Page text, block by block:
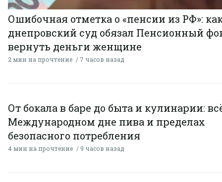
Ошибочная отметка о «пенсии из РФ»:
днепровский суд обязал Пенсионный
вернуть деньги женщине
2 мин на прочтение 7 часов назад
От бокала в баре до быта и кулинарии:
Международном дне пива и пределах
безопасного потребления
4 мин на прочтение 9 часов назад